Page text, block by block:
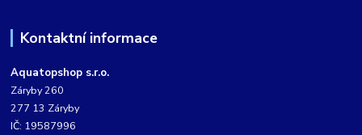
Kontaktní informace
Aquatopshop s.r.o.
Záryby 260
277 13 Záryby
IČ: 19587996